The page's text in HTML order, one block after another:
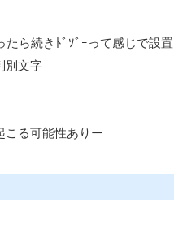
ら続きﾄﾞｿﾞｰって感じで設
別文字
こる可能性ありー